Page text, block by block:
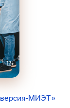
МИЭТ»